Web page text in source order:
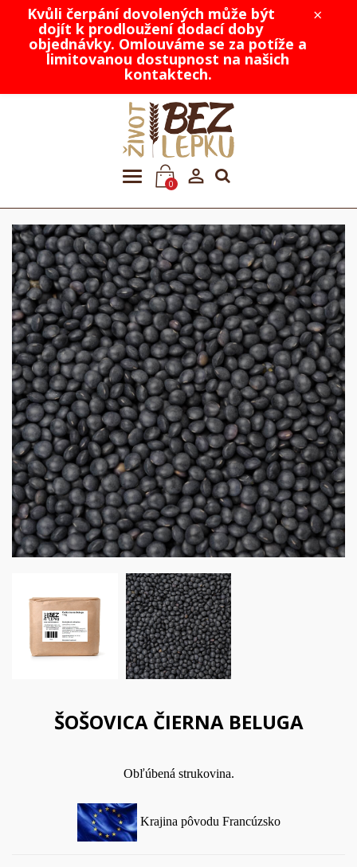
×
Kvůli čerpání dovolených může být
dojít k prodloužení dodací doby
objednávky. Omlouváme se za potíže a
limitovanou dostupnost na našich
kontaktech.
0 
ŠOŠOVICA ČIERNA BELUGA
Obľúbená strukovina.
Krajina pôvodu Francúzsko